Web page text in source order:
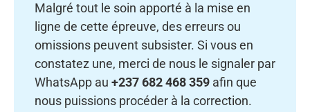
Malgré tout le soin apporté à la mise en
ligne de cette épreuve, des erreurs ou
omissions peuvent subsister. Si vous en
constatez une, merci de nous le signaler par
WhatsApp au +237 682 468 359 afin que
nous puissions procéder à la correction.